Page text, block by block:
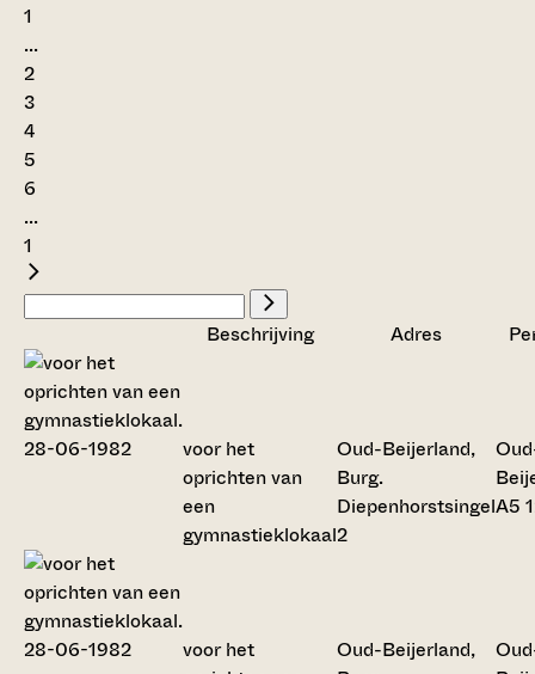
1
...
2
3
4
5
6
...
1
Beschrijving Adres
voor het
oprichten van
een
gymnastieklokaal
Oud-Beijerland,
Burg.
Diepenhorstsingel
2
A5
voor het
Oud-Beijerland,